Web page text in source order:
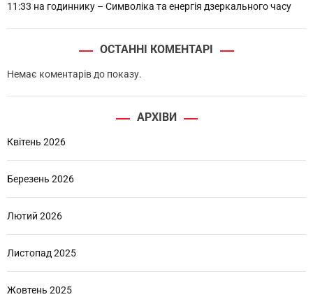
11:33 на годиннику – Символіка та енергія дзеркального часу
ОСТАННІ КОМЕНТАРІ
Немає коментарів до показу.
АРХІВИ
Квітень 2026
Березень 2026
Лютий 2026
Листопад 2025
Жовтень 2025